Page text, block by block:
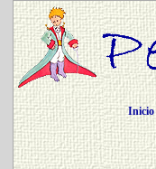
Inicio